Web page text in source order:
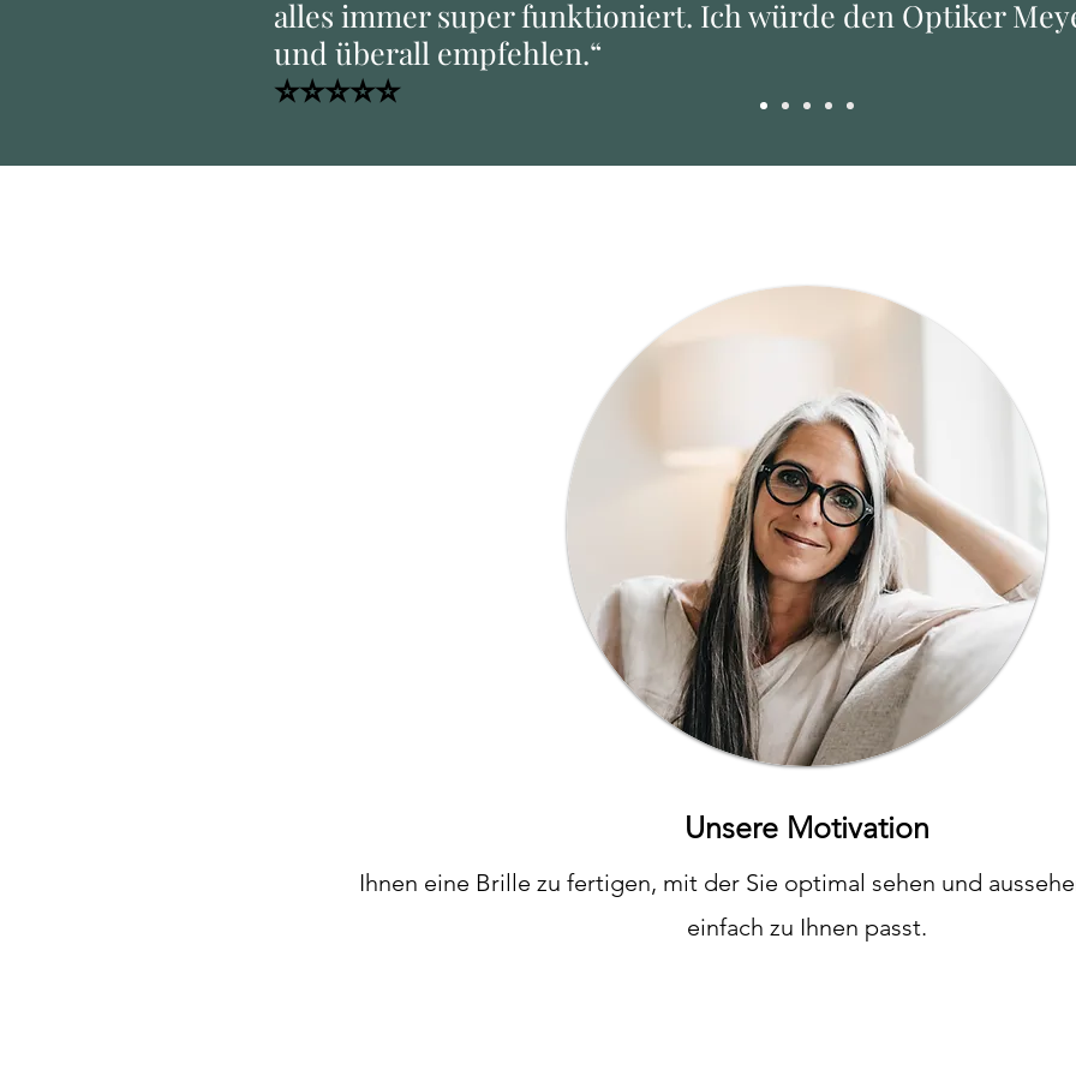
alles immer super funktioniert. Ich würde den Optiker
und überall empfehlen.“
⭐⭐⭐⭐⭐
Unsere Motivation
Ihnen eine Brille zu fertigen, mit der Sie optimal sehen und
einfach zu Ihnen passt.